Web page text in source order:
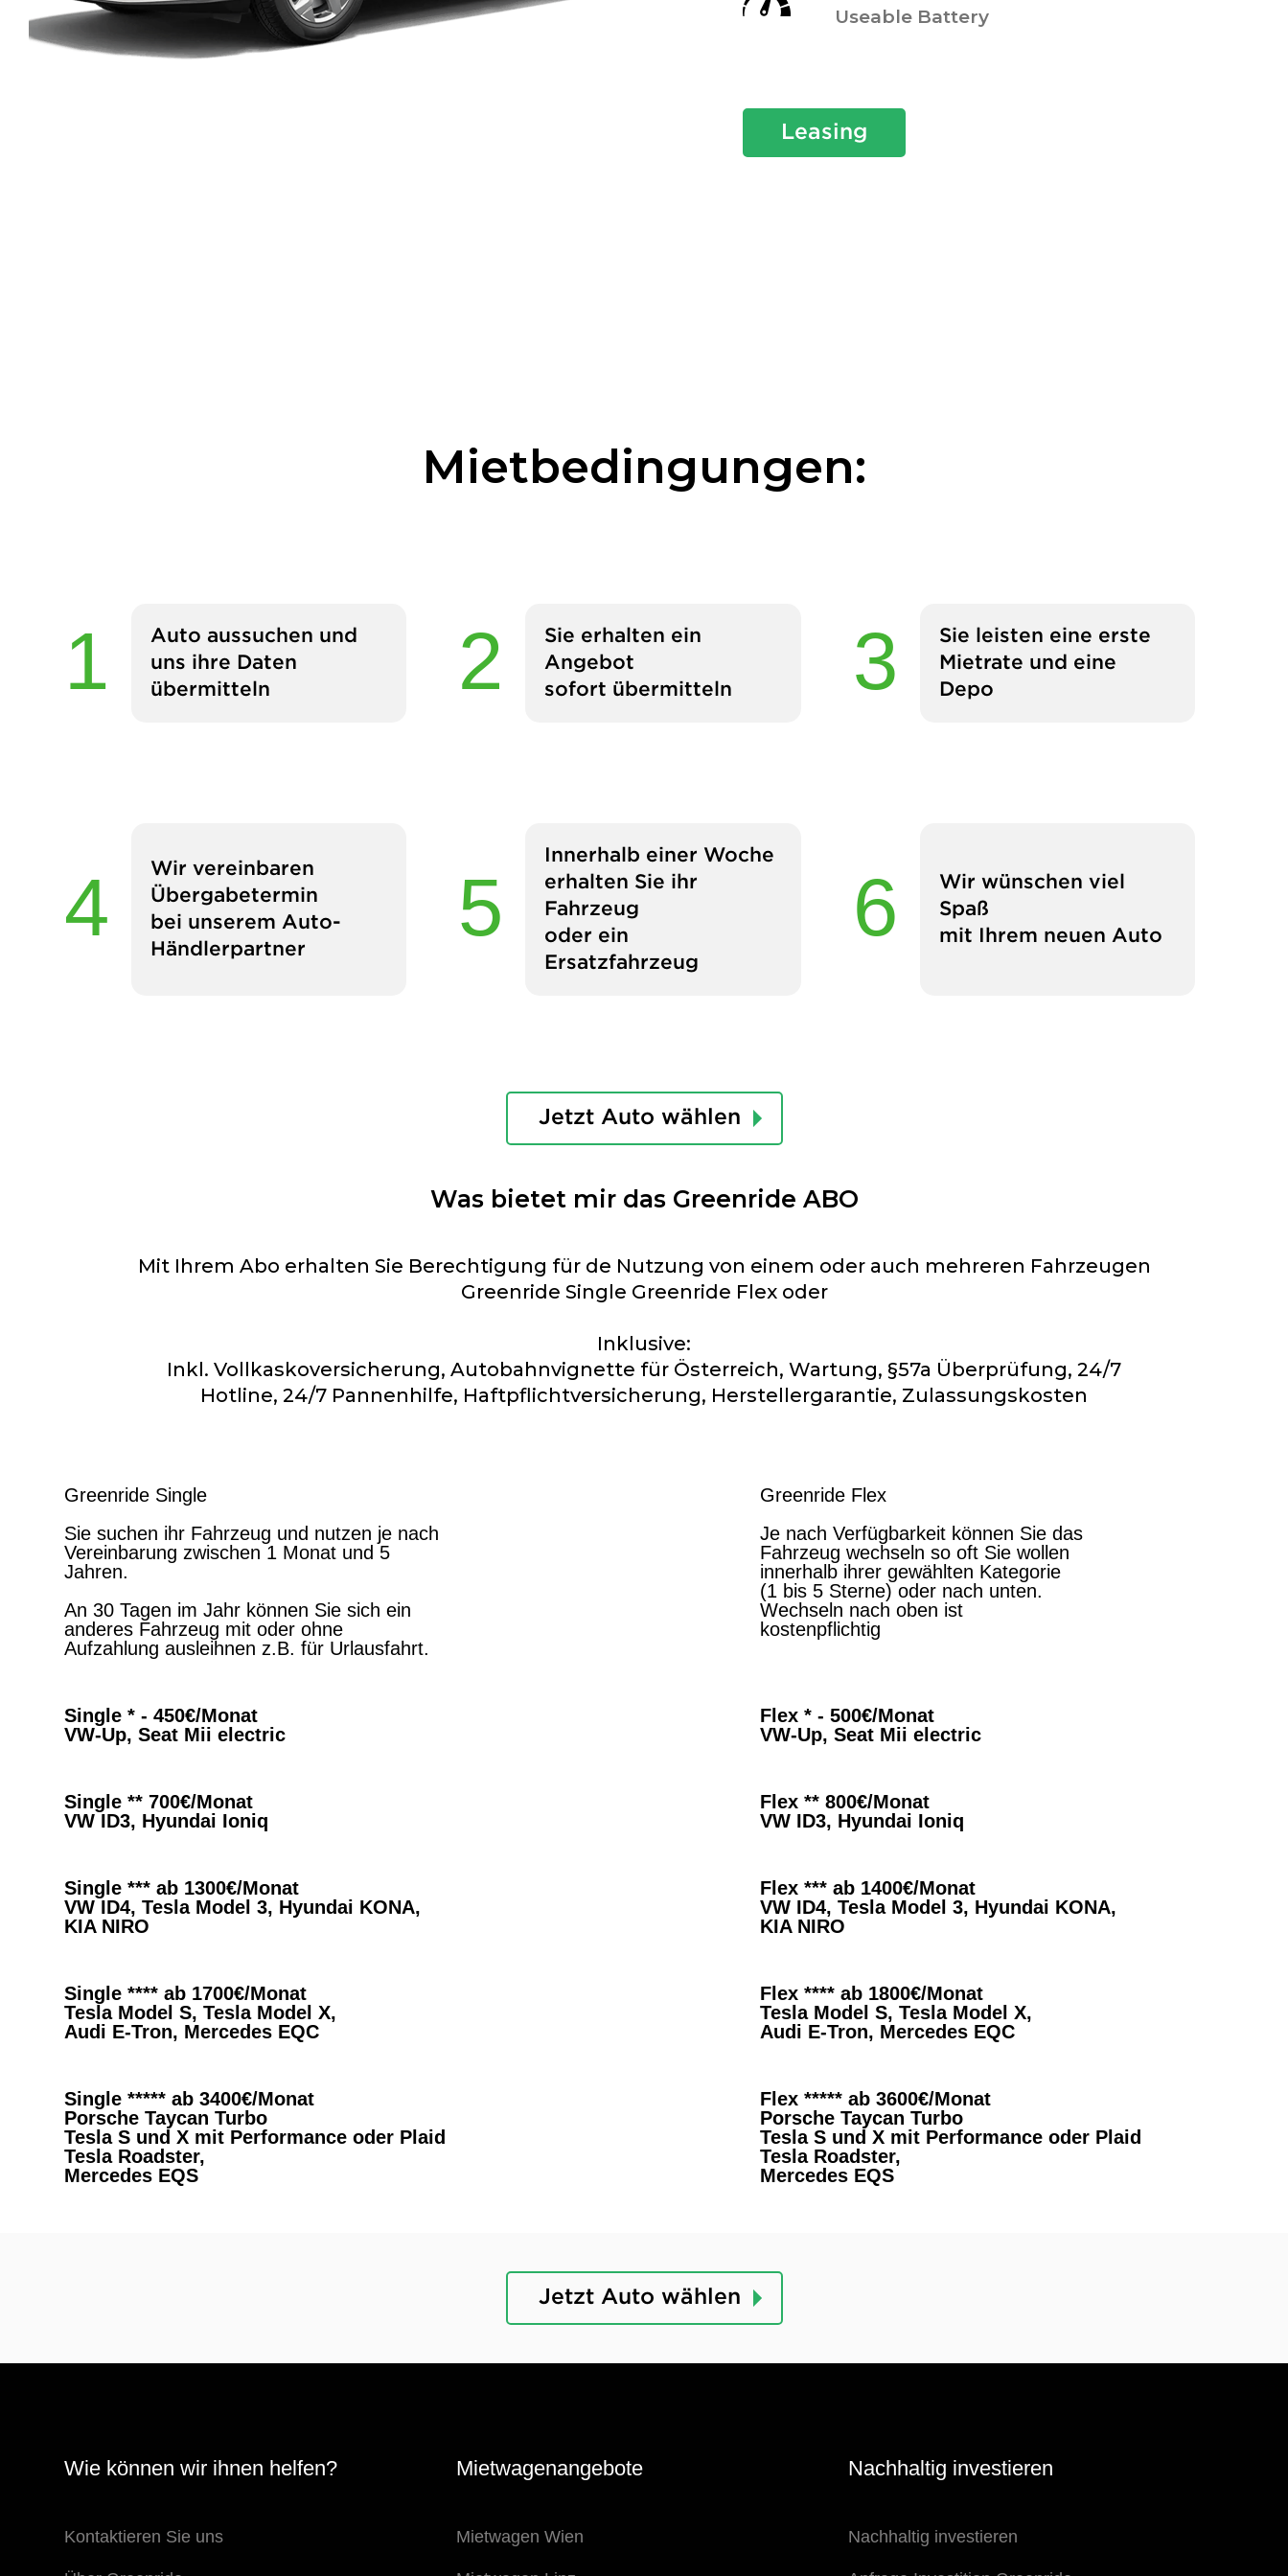
Useable Battery
Leasing
Mietbedingungen:
Auto aussuchen und
uns ihre Daten
übermitteln
Sie erhalten ein
Angebot
sofort übermitteln
Sie leisten eine erste
Mietrate und eine
Depo
Wir vereinbaren
Übergabetermin
bei unserem Auto-
Händlerpartner
Innerhalb einer Woche
erhalten Sie ihr
Fahrzeug
oder ein
Ersatzfahrzeug
Wir wünschen viel
Spaß
mit Ihrem neuen Auto
Jetzt Auto wählen
Was bietet mir das Greenride ABO
Mit Ihrem Abo erhalten Sie Berechtigung für de Nutzung von einem oder auch mehreren Fahrzeugen
Greenride Single Greenride Flex oder
Inklusive:
Inkl. Vollkaskoversicherung, Autobahnvignette für Österreich, Wartung, §57a Überprüfung, 24/7
Hotline, 24/7 Pannenhilfe, Haftpflichtversicherung, Herstellergarantie, Zulassungskosten
Greenride Single
Sie suchen ihr Fahrzeug und nutzen je nach
Vereinbarung zwischen 1 Monat und 5
Jahren.
An 30 Tagen im Jahr können Sie sich ein
anderes Fahrzeug mit oder ohne
Aufzahlung ausleihnen z.B. für Urlausfahrt.
Greenride Flex
Je nach Verfügbarkeit können Sie das
Fahrzeug wechseln so oft Sie wollen
innerhalb ihrer gewählten Kategorie
(1 bis 5 Sterne) oder nach unten.
Wechseln nach oben ist
kostenpflichtig
Single * - 450€/Monat
VW-Up, Seat Mii electric
Flex * - 500€/Monat
VW-Up, Seat Mii electric
Single ** 700€/Monat
VW ID3, Hyundai Ioniq
Flex ** 800€/Monat
VW ID3, Hyundai Ioniq
Single *** ab 1300€/Monat
VW ID4, Tesla Model 3, Hyundai KONA,
KIA NIRO
Flex *** ab 1400€/Monat
VW ID4, Tesla Model 3, Hyundai KONA,
KIA NIRO
Single **** ab 1700€/Monat
Tesla Model S, Tesla Model X,
Audi E-Tron, Mercedes EQC
Flex **** ab 1800€/Monat
Tesla Model S, Tesla Model X,
Audi E-Tron, Mercedes EQC
Single ***** ab 3400€/Monat
Porsche Taycan Turbo
Tesla S und X mit Performance oder Plaid
Tesla Roadster,
Mercedes EQS
Flex ***** ab 3600€/Monat
Porsche Taycan Turbo
Tesla S und X mit Performance oder Plaid
Tesla Roadster,
Mercedes EQS
Jetzt Auto wählen
Wie können wir ihnen helfen?
Kontaktieren Sie uns
Mietwagenangebote
Mietwagen Wien
Nachhaltig investieren
Nachhaltig investieren